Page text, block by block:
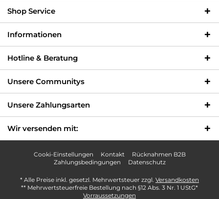
Shop Service
Informationen
Hotline & Beratung
Unsere Communitys
Unsere Zahlungsarten
Wir versenden mit:
Cooki-Einstellungen Kontakt
Rücknahmen B2B
Zahlungsbedingungen
Datenschutz
* Alle Preise inkl. gesetzl. Mehrwertsteuer zzgl. Versandkosten
** Mehrwertsteuerfreie Bestellung nach §12 Abs. 3 Nr. 1 UStG*
Vorraussetzungen